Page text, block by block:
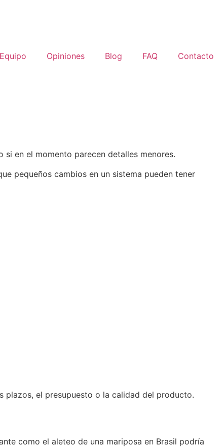
Equipo Opiniones Blog FAQ
Contacto
en el momento parecen detalles menores.
pequeños cambios en un sistema pueden tener
plazos, el presupuesto o la calidad del producto.
como el aleteo de una mariposa en Brasil podría